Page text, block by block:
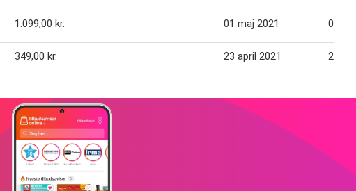
1.099,00 kr. 01 maj 2021 06
349,00 kr. 23 april 2021 29